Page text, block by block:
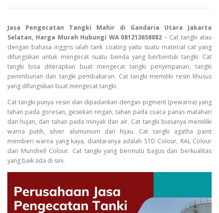
Jasa Pengecatan Tangki Mahir di Gandaria Utara Jakarta
Selatan, Harga Murah Hubungi WA 081213658882 – Cat tangki atau
dengan bahasa inggris ialah tank coating yaitu suatu material cat yang
difungsikan untuk mengecat suatu benda yang berbentuk tangki. Cat
tangki bisa diterapkan buat mengecat tangki penyimpanan, tangki
penimbunan dan tangki pembakaran. Cat tangki memiliki resin khusus
yang difungsikan buat mengecat tangki.
Cat tangki punya resin dan dipadankan dengan pigment (pewarna) yang
tahan pada goresan, gesekan ringan, tahan pada cuaca panas matahari
dan hujan, dan tahan pada minyak dan air. Cat tangki biasanya memiliki
warna putih, silver alumunium dan hijau. Cat tangki agatha paint
memberi warna yang kaya, diantaranya adalah STD Colour, RAL Colour
dan Munshell Colour. Cat tangki yang bermutu bagus dan berkualitas
yang baik ada di sini.